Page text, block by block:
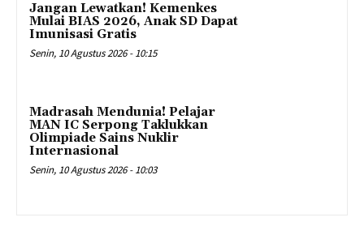
Jangan Lewatkan! Kemenkes
Mulai BIAS 2026, Anak SD Dapat
Imunisasi Gratis
Senin, 10 Agustus 2026 - 10:15
Madrasah Mendunia! Pelajar
MAN IC Serpong Taklukkan
Olimpiade Sains Nuklir
Internasional
Senin, 10 Agustus 2026 - 10:03